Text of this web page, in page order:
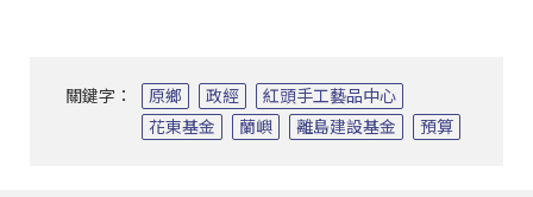
關鍵字： 原鄉 政經
紅頭手工藝品中心
花東基金
蘭嶼 離島建設基金 預算